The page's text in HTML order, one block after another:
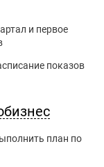
и первое
показов
план по